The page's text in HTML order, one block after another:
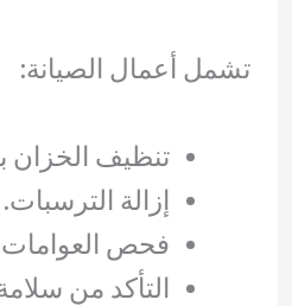
تشمل أعمال الصيانة:
تنظيف الخزان
إزالة الترسبات.
فحص
التأكد من